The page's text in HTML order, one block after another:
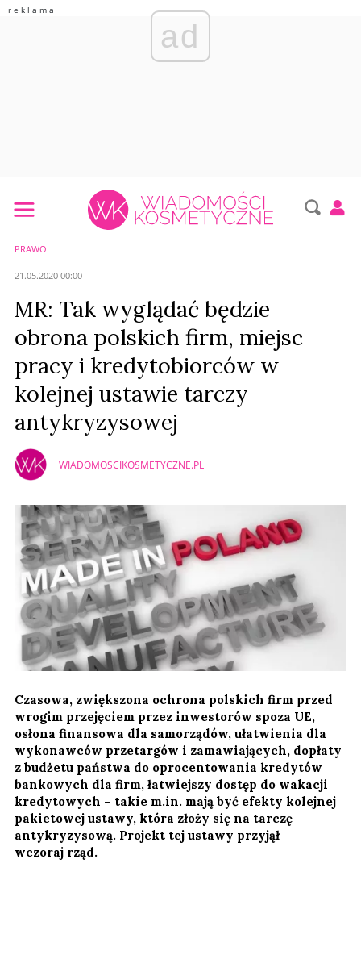
ad
PRAWO
21.05.2020 00:00
MR: Tak wyglądać będzie
obrona polskich firm, miejsc
pracy i kredytobiorców w
kolejnej ustawie tarczy
antykryzysowej
WIADOMOSCIKOSMETYCZNE.PL
Czasowa, zwiększona ochrona polskich firm przed
wrogim przejęciem przez inwestorów spoza UE,
osłona finansowa dla samorządów, ułatwienia dla
wykonawców przetargów i zamawiających, dopłaty
z budżetu państwa do oprocentowania kredytów
bankowych dla firm, łatwiejszy dostęp do wakacji
kredytowych – takie m.in. mają być efekty kolejnej
pakietowej ustawy, która złoży się na tarczę
antykryzysową. Projekt tej ustawy przyjął
wczoraj rząd.